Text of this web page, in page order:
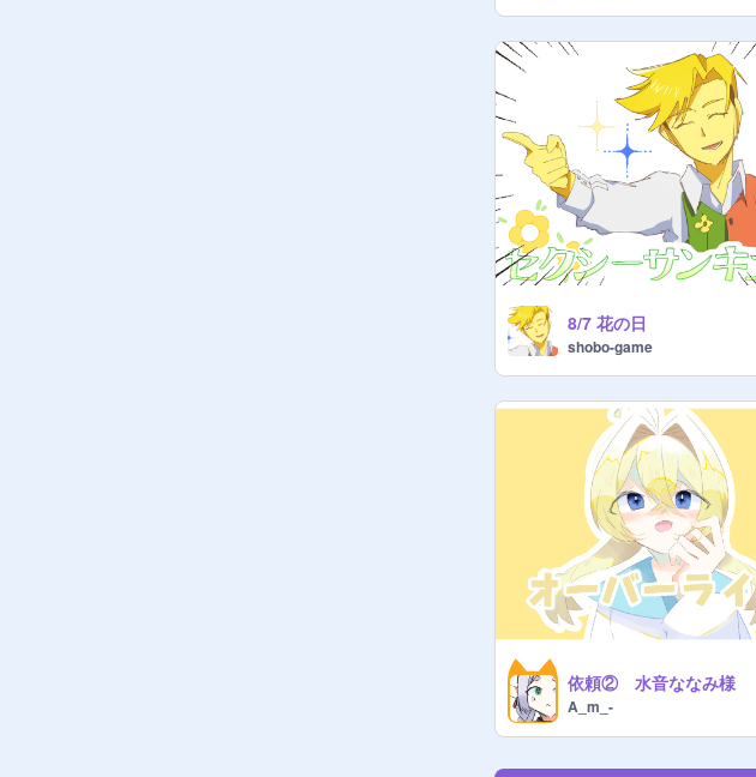
8/7 花の日
shobo-game
依頼② 水音ななみ様
A_m_-